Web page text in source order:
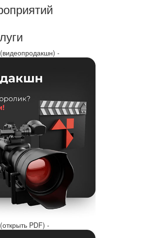
-
PDF) -